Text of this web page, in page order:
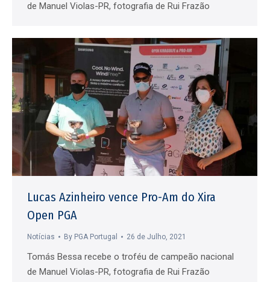
de Manuel Violas-PR, fotografia de Rui Frazão
Lucas Azinheiro vence Pro-Am do Xira
Open PGA
Notícias By PGA Portugal 26 de Julho, 2021
Tomás Bessa recebe o troféu de campeão nacional
de Manuel Violas-PR, fotografia de Rui Frazão